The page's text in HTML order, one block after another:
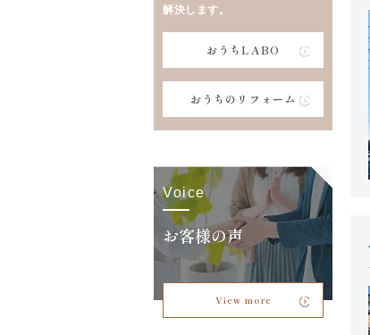
解決します。
おうちLABO
おうちのリフォーム
Voice
お客様の声
View more